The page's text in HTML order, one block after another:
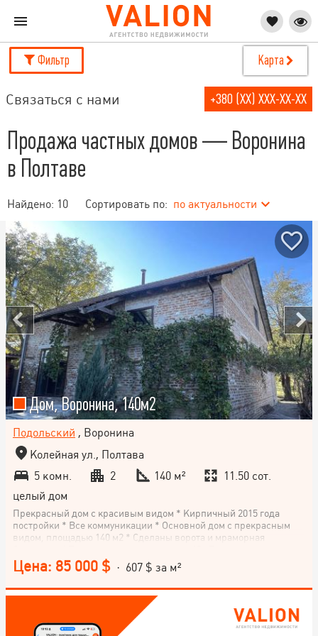
Фильтр Карта
Связаться с нами +380 (XX) XXX-XX-XX
Продажа частных домов — Воронина
в Полтаве
Найдено: 10 Сортировать по: по актуальности
Дом, Воронина, 140м2
Подольский , Воронина
Колейная ул., Полтава
5 комн.
2 140 м²
11.50 сот.
целый дом
Прекрасный дом с красивым видом * Кирпичный 2015 года
постройки * Все коммуникации * Основной дом с прекрасным
видом, площадью 140 м2 * Сделаны ворота и мраморная
коммуникации подведены. * Парковка на территории на четыре
машины. * Есть отдельно оборудованная котельная площадью 10
кВ.м, она работает на все здания. * Земельный участок 11,5 соток
с выходом на гору, единственный участок на воронина,
смотрящий на гору * Водоотводы, канализация сделаны
отдельно на дома * Очень интересный объект, как для жизни так
Цена: 85 000 $ · 607 $ за м²